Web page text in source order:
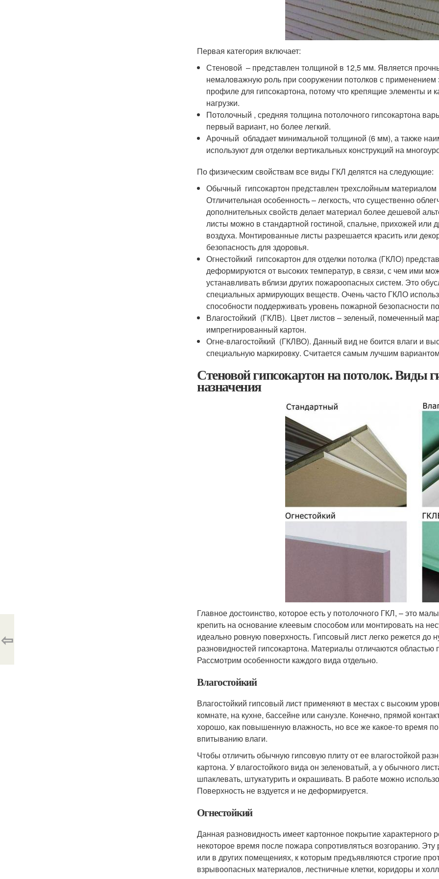
Первая категория включает:
Стеновой – представлен толщиной в 12,5 мм. Является
немаловажную роль при сооружении потолков с применением
профиле для гипсокартона, потому что крепящие элементы
нагрузки.
Потолочный , средняя толщина потолочного гипсокартона
первый вариант, но более легкий.
Арочный обладает минимальной толщиной (6 мм), а также
используют для отделки вертикальных конструкций на
По физическим свойствам все виды ГКЛ делятся на следующие:
Обычный гипсокартон представлен трехслойным материалом
Отличительная особенность – легкость, что существенно
дополнительных свойств делает материал более дешевой
листы можно в стандартной гостиной, спальне, прихожей или
воздуха. Монтированные листы разрешается красить или
безопасность для здоровья.
Огнестойкий гипсокартон для отделки потолка (ГКЛО)
деформируются от высоких температур, в связи, с чем ими
устанавливать вблизи других пожароопасных систем. Это
специальных армирующих веществ. Очень часто ГКЛО
способности поддерживать уровень пожарной безопасности
Влагостойкий (ГКЛВ). Цвет листов – зеленый, помеченный
импрегнированный картон.
Огне-влагостойкий (ГКЛВО). Данный вид не боится влаги и
специальную маркировку. Считается самым лучшим
Стеновой гипсокартон на потолок. Виды
назначения
Главное достоинство, которое есть у потолочного ГКЛ, – это
крепить на основание клеевым способом или монтировать на
идеально ровную поверхность. Гипсовый лист легко режется до
разновидностей гипсокартона. Материалы отличаются
Рассмотрим особенности каждого вида отдельно.
Влагостойкий
Влагостойкий гипсовый лист применяют в местах с высоким
комнате, на кухне, бассейне или санузле. Конечно, прямой
хорошо, как повышенную влажность, но все же какое-то время
впитыванию влаги.
Чтобы отличить обычную гипсовую плиту от ее влагостойкой
картона. У влагостойкого вида он зеленоватый, а у обычного
шпаклевать, штукатурить и окрашивать. В работе можно
Поверхность не вздуется и не деформируется.
Огнестойкий
Данная разновидность имеет картонное покрытие характерного
некоторое время после пожара сопротивляться возгоранию.
или в других помещениях, к которым предъявляются строгие
взрывоопасных материалов, лестничные клетки, коридоры и
⇦